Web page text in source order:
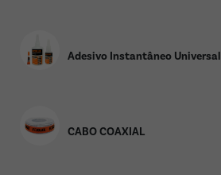
Adesivo Instantâneo Universal
CABO COAXIAL